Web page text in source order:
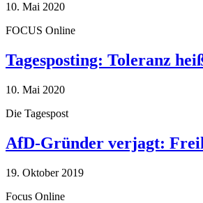
10. Mai 2020
FOCUS Online
Tagesposting: Toleranz
10. Mai 2020
Die Tagespost
AfD-Gründer verjagt:
19. Oktober 2019
Focus Online